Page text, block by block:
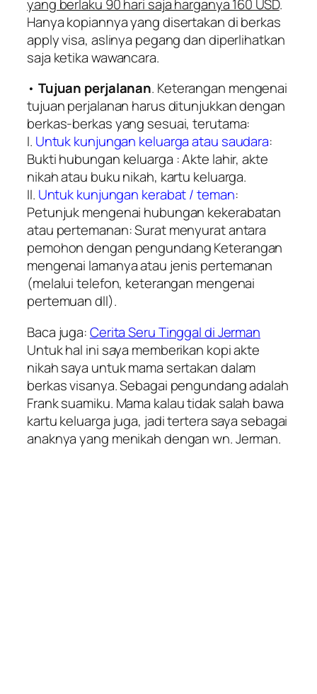
yang berlaku 90 hari saja harganya 160 USD.
Hanya kopiannya yang disertakan di berkas
apply visa, aslinya pegang dan diperlihatkan
saja ketika wawancara.
• Tujuan perjalanan. Keterangan mengenai
tujuan perjalanan harus ditunjukkan dengan
berkas-berkas yang sesuai, terutama:
I. Untuk kunjungan keluarga atau saudara:
Bukti hubungan keluarga : Akte lahir, akte
nikah atau buku nikah, kartu keluarga.
II. Untuk kunjungan kerabat / teman:
Petunjuk mengenai hubungan kekerabatan
atau pertemanan: Surat menyurat antara
pemohon dengan pengundang Keterangan
mengenai lamanya atau jenis pertemanan
(melalui telefon, keterangan mengenai
pertemuan dll).
Baca juga:Cerita Seru Tinggal di Jerman
Untuk hal ini saya memberikan kopi akte
nikah saya untuk mama sertakan dalam
berkas visanya. Sebagai pengundang adalah
Frank suamiku. Mama kalau tidak salah bawa
kartu keluarga juga, jadi tertera saya sebagai
anaknya yang menikah dengan wn. Jerman.